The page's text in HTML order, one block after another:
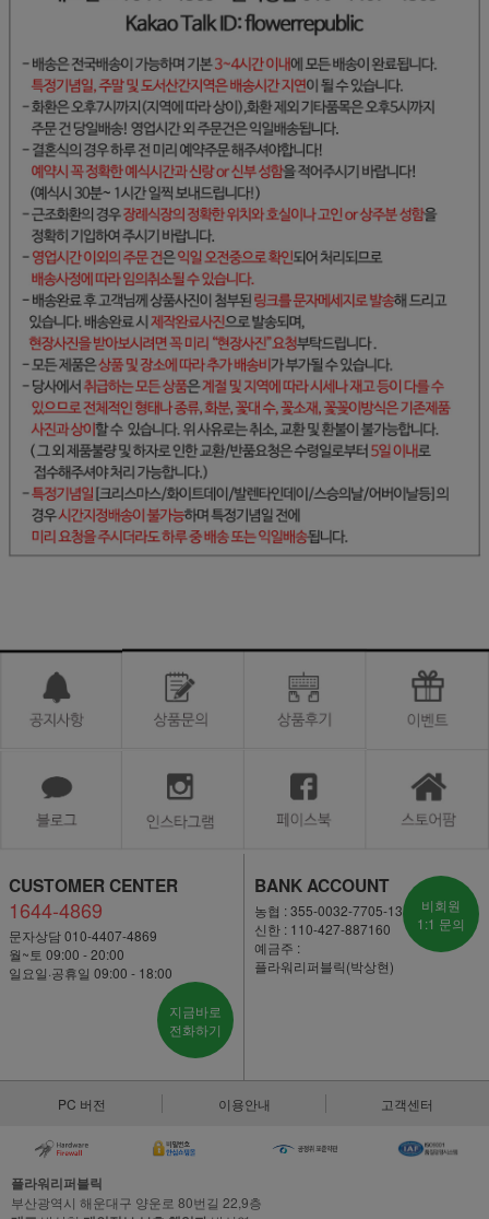
CUSTOMER CENTER
1644-4869
문자상담 010-4407-4869
월~토 09:00 - 20:00
일요일·공휴일 09:00 - 18:00
지금바로
전화하기
BANK ACCOUNT
농협 : 355-0032-7705-13
신한 : 110-427-887160
예금주 :
플라워리퍼블릭(박상현)
비회원
1:1 문의
PC 버전 이용안내 고객센터
플라워리퍼블릭
부산광역시 해운대구 양운로 80번길 22,9층